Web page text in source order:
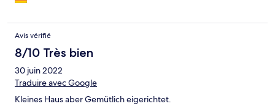
Avis vérifié
8/10 Très bien
30 juin 2022
Traduire avec Google
Kleines Haus aber Gemütlich eigerichtet.